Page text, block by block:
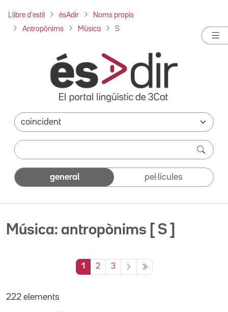
Llibre d'estil ésAdir Noms propis
Antropònims Música S
general pel·lícules
Música: antropònims [ S ]
1 2 3
222 elements